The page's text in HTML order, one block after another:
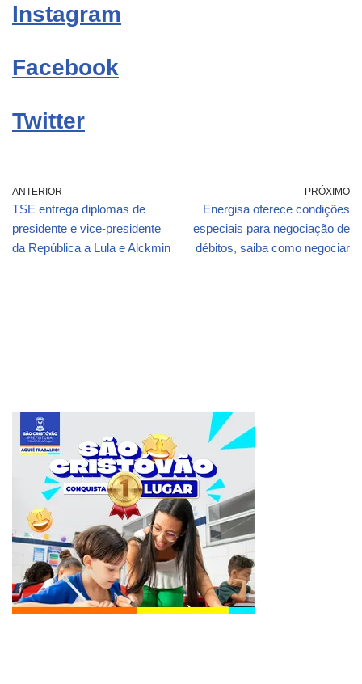
Instagram
Facebook
Twitter
ANTERIOR
TSE entrega diplomas de
presidente e vice-presidente
da República a Lula e Alckmin
PRÓXIMO
Energisa oferece condições
especiais para negociação de
débitos, saiba como negociar